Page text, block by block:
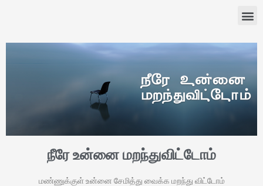
நீரே உன்னை மறந்துவிட்டோம்
மண்ணுக்குள் உன்னை சேமித்து வைக்க மறந்து விட்டோம்